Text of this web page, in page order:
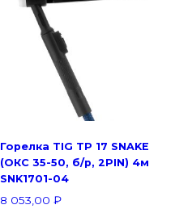
Горелка TIG TP 17 SNAKE
(ОКС 35-50, б/р, 2PIN) 4м
SNK1701-04
8 053,00₽